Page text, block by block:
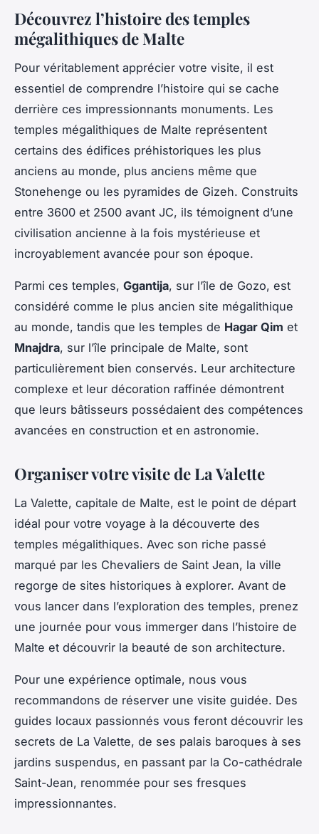
Découvrez l’histoire des temples
mégalithiques de Malte
Pour véritablement apprécier votre visite, il est
essentiel de comprendre l’histoire qui se cache
derrière ces impressionnants monuments. Les
temples mégalithiques de Malte représentent
certains des édifices préhistoriques les plus
anciens au monde, plus anciens même que
Stonehenge ou les pyramides de Gizeh. Construits
entre 3600 et 2500 avant JC, ils témoignent d’une
civilisation ancienne à la fois mystérieuse et
incroyablement avancée pour son époque.
Parmi ces temples, Ggantija, sur l’île de Gozo, est
considéré comme le plus ancien site mégalithique
au monde, tandis que les temples de Hagar Qim et
Mnajdra, sur l’île principale de Malte, sont
particulièrement bien conservés. Leur architecture
complexe et leur décoration raffinée démontrent
que leurs bâtisseurs possédaient des compétences
avancées en construction et en astronomie.
Organiser votre visite de La Valette
La Valette, capitale de Malte, est le point de départ
idéal pour votre voyage à la découverte des
temples mégalithiques. Avec son riche passé
marqué par les Chevaliers de Saint Jean, la ville
regorge de sites historiques à explorer. Avant de
vous lancer dans l’exploration des temples, prenez
une journée pour vous immerger dans l’histoire de
Malte et découvrir la beauté de son architecture.
Pour une expérience optimale, nous vous
recommandons de réserver une visite guidée. Des
guides locaux passionnés vous feront découvrir les
secrets de La Valette, de ses palais baroques à ses
jardins suspendus, en passant par la Co-cathédrale
Saint-Jean, renommée pour ses fresques
impressionnantes.